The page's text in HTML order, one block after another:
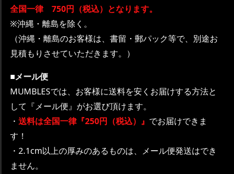
全国一律 750円（税込）となります。
※沖縄・離島を除く。
（沖縄・離島のお客様は、書留・郵パック等で、別途お
見積もりさせていただきます。）
■メール便
MUMBLESでは、お客様に送料を安くお届けする方法と
して『メール便』がお選び頂けます。
・ 送料は全国一律『250円（税込）』 でお届けできま
す！
・2.1cm以上の厚みのあるものは、メール便発送はでき
ません。